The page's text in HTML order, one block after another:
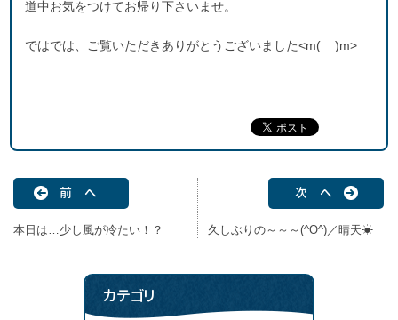
道中お気をつけてお帰り下さいませ。
ではでは、ご覧いただきありがとうございました<m(__)m>
前 へ
本日は…少し風が冷たい！？
次 へ
久しぶりの～～～(^O^)／晴天☀
カテゴリ